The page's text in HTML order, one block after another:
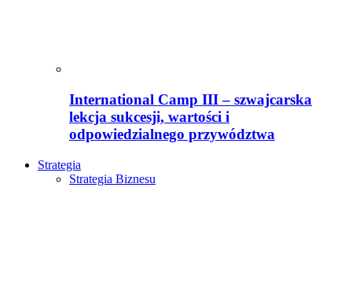
International Camp III – szwajcarska
lekcja sukcesji, wartości i
odpowiedzialnego przywództwa
Strategia
Strategia Biznesu